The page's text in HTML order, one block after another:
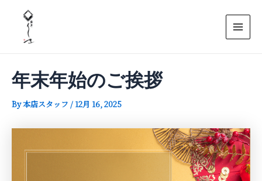
年末年始のご挨拶
By本店スタッフ / 12月 16, 2025
Post
navigation